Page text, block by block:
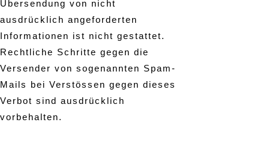
Übersendung von nicht
ausdrücklich angeforderten
Informationen ist nicht gestattet.
Rechtliche Schritte gegen die
Versender von sogenannten Spam-
Mails bei Verstössen gegen dieses
Verbot sind ausdrücklich
vorbehalten.